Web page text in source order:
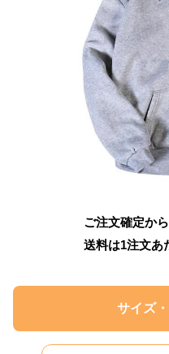
ご注文確定か
送料は1注文あ
サイズ